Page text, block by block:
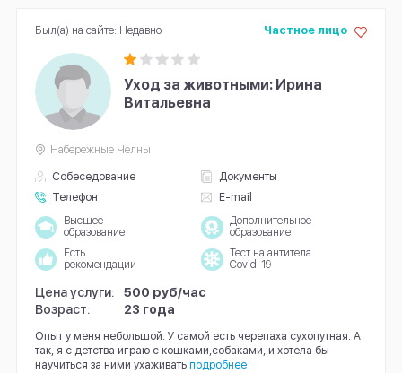
Уход за животными: Ирина
Витальевна
Собеседование
Документы
Телефон
E-mail
Частное лицо
Набережные Челны
Высшее
образование
Дополнительное
образование
Есть
рекомендации
Тест на антитела
Covid-19
Цена услуги:
500 руб/час
Возраст:
23 года
Опыт у меня небольшой. У самой есть черепаха сухопутная. А
так, я с детства играю с кошками,собаками, и хотела бы
научиться за ними ухаживать подробнее
Был(а) на сайте: Недавно